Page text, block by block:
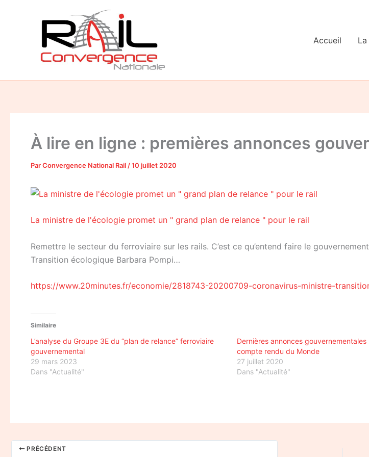
Accueil La
À lire en ligne : premières annonces
ParConvergence National Rail /10 juillet 2020
La ministre de l'écologie promet un " grand plan de relance " pour le rail
Remettre le secteur du ferroviaire sur les rails. C’est ce qu’entend faire le
Transition écologique Barbara Pompi…
https://www.20minutes.fr/economie/2818743-20200709-coronavirus-ministre-
Similaire
L’analyse du Groupe 3E du “plan de relance” ferroviaire
gouvernemental
29 mars 2023
Dans "Actualité"
Dernières annonces gouvernementales
compte rendu du Monde
27 juillet 2020
Dans "Actualité"
PRÉCÉDENT